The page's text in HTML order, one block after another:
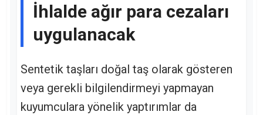
İhlalde ağır para cezaları
uygulanacak
Sentetik taşları doğal taş olarak gösteren
veya gerekli bilgilendirmeyi yapmayan
kuyumculara yönelik yaptırımlar da